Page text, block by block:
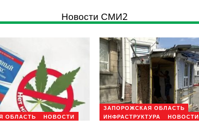
Новости СМИ2
ОБЛАСТЬ НОВОСТИ
ЗАПОРОЖСКАЯ ОБЛАСТЬ
ИНФРАСТРУКТУРА
НОВОСТИ